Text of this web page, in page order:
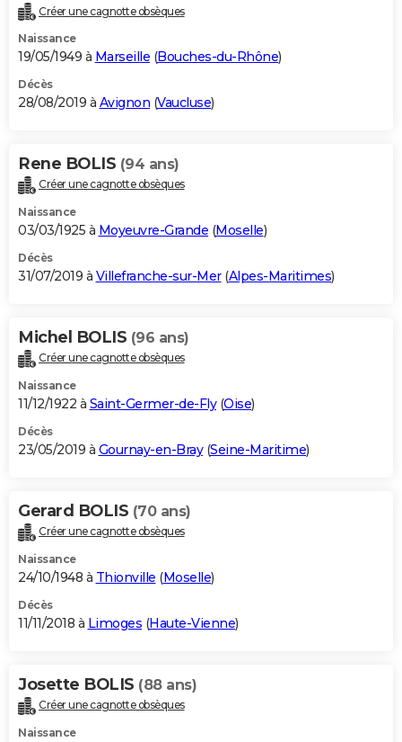
Créer une cagnotte obsèques
Naissance
19/05/1949 à Marseille (Bouches-du-Rhône)
Décès
28/08/2019 à Avignon (Vaucluse)
Rene BOLIS (94 ans)
Créer une cagnotte obsèques
Naissance
03/03/1925 à Moyeuvre-Grande (Moselle)
Décès
31/07/2019 à Villefranche-sur-Mer(Alpes-Maritimes)
Michel BOLIS (96 ans)
Créer une cagnotte obsèques
Naissance
11/12/1922 à Saint-Germer-de-Fly(Oise)
Décès
23/05/2019 à Gournay-en-Bray(Seine-Maritime)
Gerard BOLIS (70 ans)
Créer une cagnotte obsèques
Naissance
24/10/1948 à Thionville (Moselle)
Décès
11/11/2018 à Limoges (Haute-Vienne)
Josette BOLIS (88 ans)
Créer une cagnotte obsèques
Naissance